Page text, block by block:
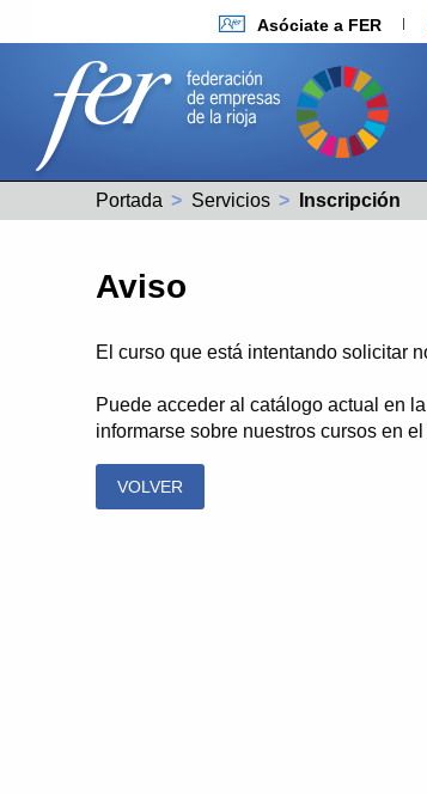
Asóciate a FER
Portada Servicios Actual:
Inscripción
Aviso
El curso que está intentando solicitar
Puede acceder al catálogo actual en
informarse sobre nuestros cursos en
VOLVER